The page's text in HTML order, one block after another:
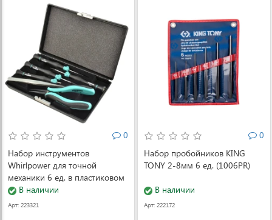
0
Набор инструментов
Whirlpower для точной
механики 6 ед. в пластиковом
кейсеВ наличии
Арт: 223321
0
Набор пробойников KING
TONY 2-8мм 6 ед. (1006PR)
В наличии
Арт: 222172